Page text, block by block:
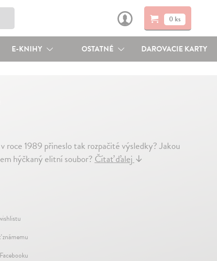
0 ks
E-KNIHY OSTATNÉ DAROVACIE KARTY
1989 přineslo tak rozpačité výsledky? Jakou
hýčkaný elitní soubor?Čítať ďalej↓